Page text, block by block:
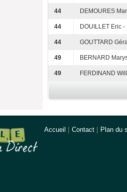
44 DEMOURES
44 DOUILLET Eric
44 GOUTTARD
49 BERNARD
49 FERDINAND
Accueil Contact Plan du